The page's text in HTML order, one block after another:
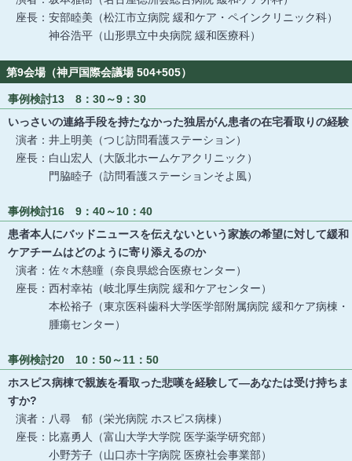
座長：安部睦美（松江市立病院 緩和ケア・ペインクリニック科）
神谷浩平（山形県立中央病院 緩和医療科）
第9会場（神戸国際会議場 504+505）
事例検討13 8：30～9：30
いっさいの連絡手段を持たなかった独居がん患者の在宅看取りの経験
演者：井上明美（つじ訪問看護ステーション）
座長：白山宏人（大阪北ホームケアクリニック）
門脇睦子（訪問看護ステーションそよ風）
事例検討16 9：40～10：40
患者本人にバッドニュースを伝えないという家族の希望に対して緩和
ケアチームはどのように寄り添えるのか
演者：佐々木慈瞳（奈良県総合医療センター）
座長：西村幸祐（岐北厚生病院 緩和ケアセンター）
本松裕子（東京医科歯科大学医学部附属病院 緩和ケア病棟・
腫瘍センター）
事例検討20 10：50～11：50
ホスピス病棟で親族を看取った悲嘆を経験して―あなたは受け持ちま
すか?
演者：八尋 郁（栄光病院 ホスピス病棟）
座長：比嘉勇人（富山大学大学院 医学薬学研究部）
小野芳子（山口赤十字病院 医療社会事業部）